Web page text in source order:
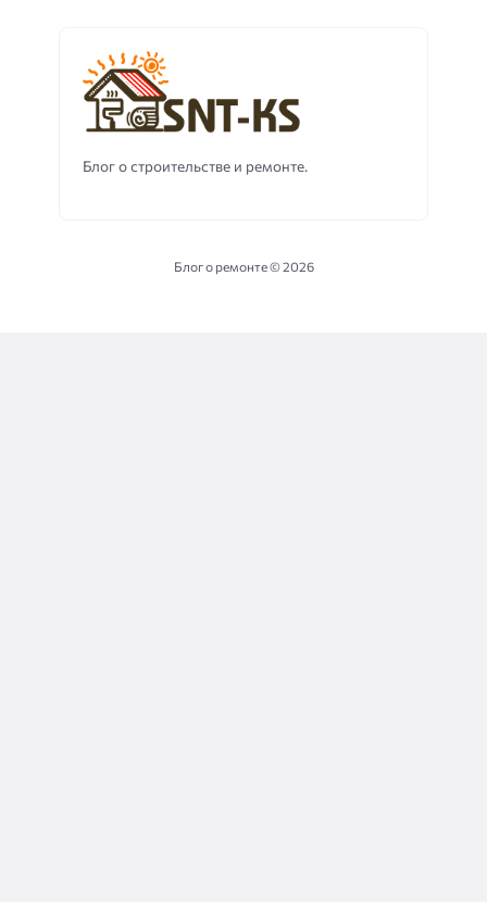
Блог о строительстве и ремонте.
Блог о ремонте ©2026